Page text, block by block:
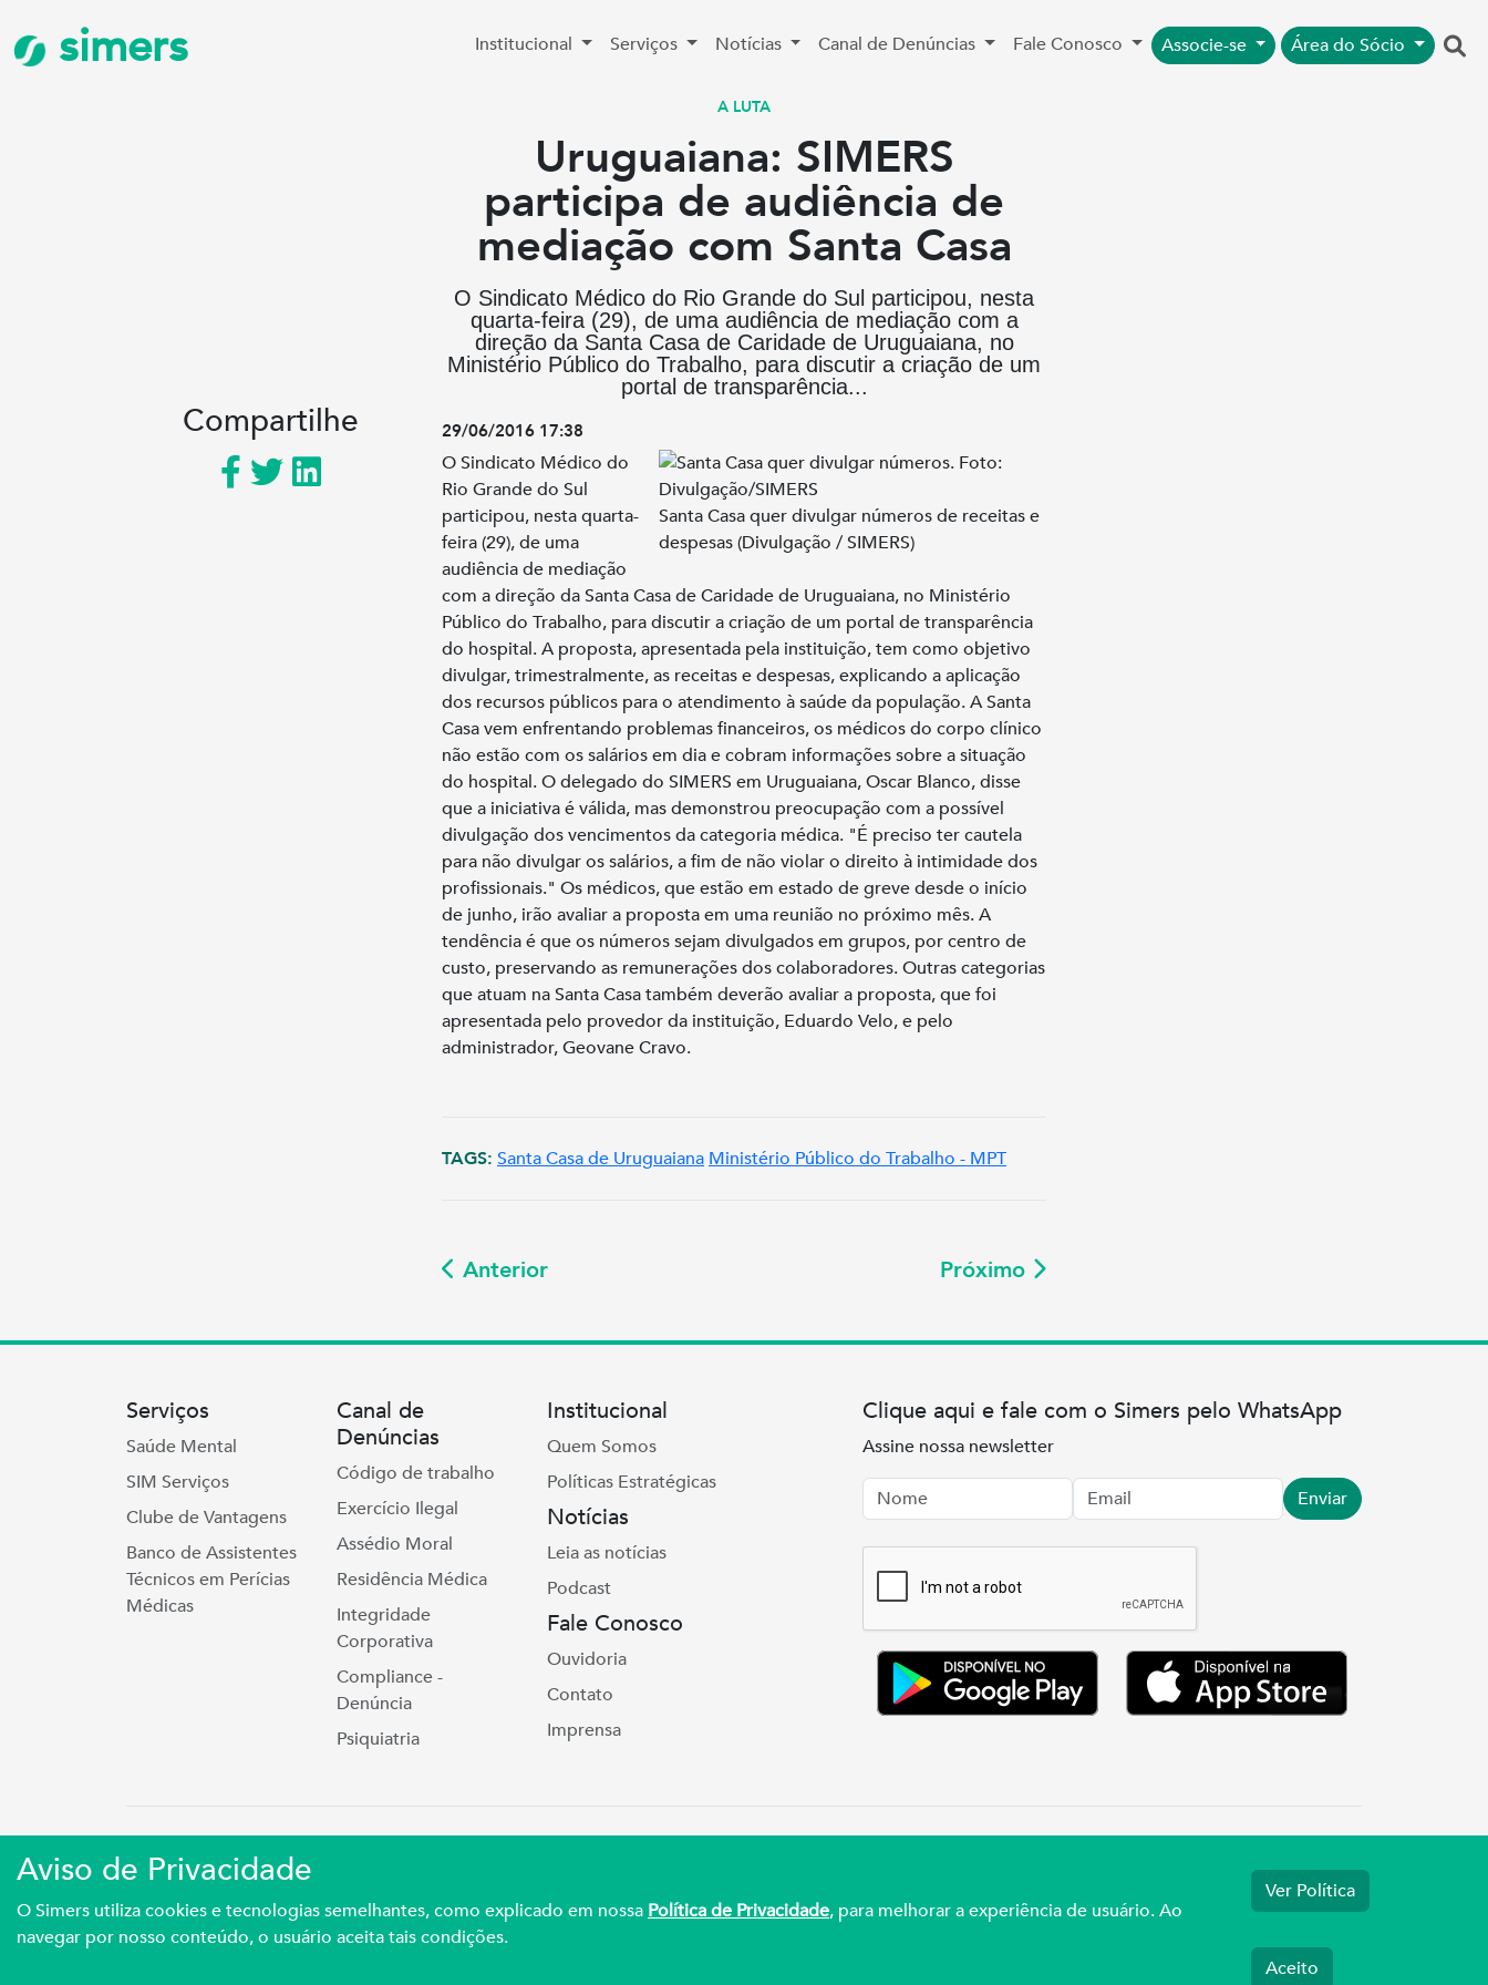
simers Institucional Serviços Notícias Canal de Denúncias Fale Conosco Associe-se Área do Sócio
A LUTA
Uruguaiana: SIMERS
participa de audiência de
mediação com Santa Casa
O Sindicato Médico do Rio Grande do Sul participou, nesta
quarta-feira (29), de uma audiência de mediação com a
direção da Santa Casa de Caridade de Uruguaiana, no
Ministério Público do Trabalho, para discutir a criação de um
portal de transparência...
Compartilhe 29/06/2016 17:38
Santa Casa quer divulgar números de receitas e
despesas (Divulgação / SIMERS)
O Sindicato Médico do
Rio Grande do Sul
participou, nesta quarta-
feira (29), de uma
audiência de mediação
com a direção da Santa Casa de Caridade de Uruguaiana, no Ministério
Público do Trabalho, para discutir a criação de um portal de transparência
do hospital. A proposta, apresentada pela instituição, tem como objetivo
divulgar, trimestralmente, as receitas e despesas, explicando a aplicação
dos recursos públicos para o atendimento à saúde da população. A Santa
Casa vem enfrentando problemas financeiros, os médicos do corpo clínico
não estão com os salários em dia e cobram informações sobre a situação
do hospital. O delegado do SIMERS em Uruguaiana, Oscar Blanco, disse
que a iniciativa é válida, mas demonstrou preocupação com a possível
divulgação dos vencimentos da categoria médica. "É preciso ter cautela
para não divulgar os salários, a fim de não violar o direito à intimidade dos
profissionais." Os médicos, que estão em estado de greve desde o início
de junho, irão avaliar a proposta em uma reunião no próximo mês. A
tendência é que os números sejam divulgados em grupos, por centro de
custo, preservando as remunerações dos colaboradores. Outras categorias
que atuam na Santa Casa também deverão avaliar a proposta, que foi
apresentada pelo provedor da instituição, Eduardo Velo, e pelo
administrador, Geovane Cravo.
TAGS: Santa Casa de Uruguaiana Ministério Público do Trabalho - MPT
Anterior Próximo
Aviso de Privacidade
O Simers utiliza cookies e tecnologias semelhantes, como explicado em nossa Política de Privacidade, para melhorar a experiência de usuário. Ao
navegar por nosso conteúdo, o usuário aceita tais condições.
Ver Política
Aceito
Serviços
Saúde Mental
SIM Serviços
Clube de Vantagens
Banco de Assistentes
Técnicos em Perícias
Médicas
Canal de
Denúncias
Código de trabalho
Exercício Ilegal
Assédio Moral
Residência Médica
Integridade
Corporativa
Compliance -
Denúncia
Psiquiatria
Institucional
Quem Somos
Políticas Estratégicas
Notícias
Leia as notícias
Podcast
Fale Conosco
Ouvidoria
Contato
Imprensa
Clique aqui e fale com o Simers pelo WhatsApp
Assine nossa newsletter
Nome
Email Enviar
Simers © 2023 | Rua Coronel Corte Real, 975 Petrópolis | Porto Alegre | (51) 3027.3737
Sindicato Médico Do Rio Grande Do Sul – CNPJ 92.990.498/0001-03